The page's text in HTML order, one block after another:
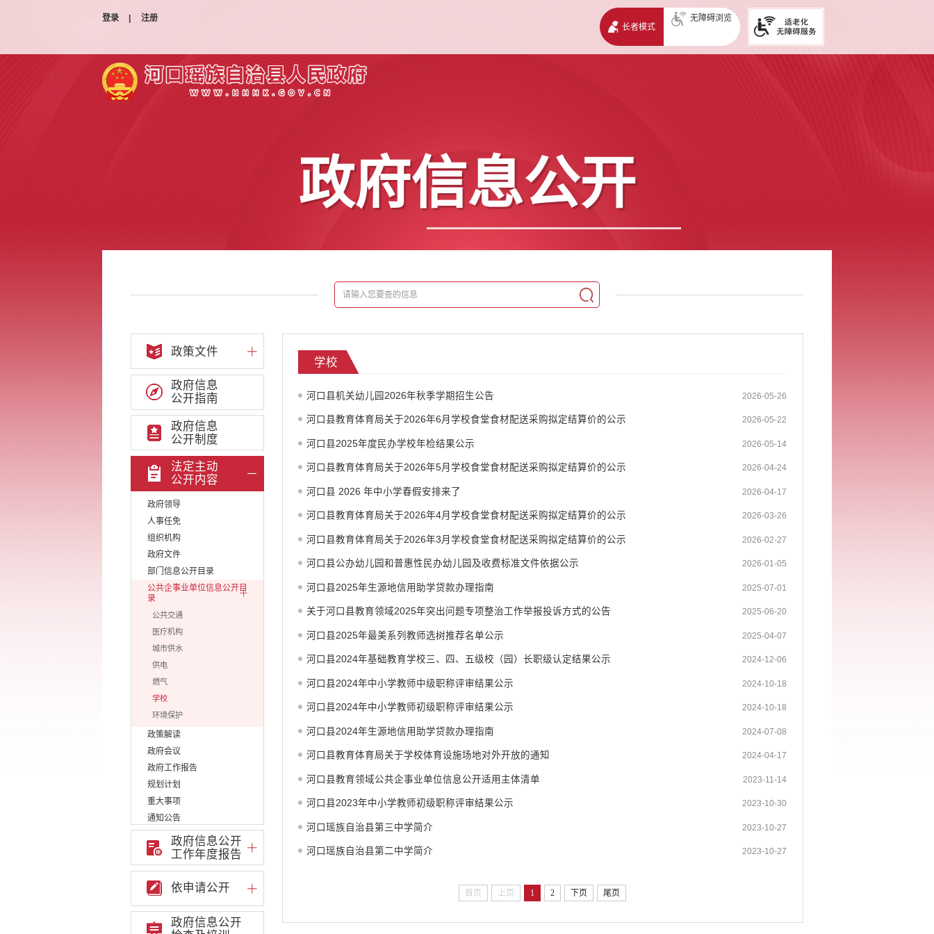
登录
注册
长者模式
无障碍浏览
政府信息公开
政策文件
政府信息
公开指南
政府信息
公开制度
法定主动
公开内容
政府领导
人事任免
组织机构
政府文件
部门信息公开目录
公共企事业单位信息公开目
录
公共交通
医疗机构
城市供水
供电
燃气
学校
环境保护
政策解读
政府会议
政府工作报告
规划计划
重大事项
通知公告
重点领域信息公开
行政许可
行政处罚和行政强制
行政事业性收费
公务员招录
政府信息公开
工作年度报告
依申请公开
政府信息公开
学校
河口县机关幼儿园2026年秋季学期招生公告 2026-05-26
河口县教育体育局关于2026年6月学校食堂食材配送采购拟定结算价的公示 2026-05-22
河口县2025年度民办学校年检结果公示 2026-05-14
河口县教育体育局关于2026年5月学校食堂食材配送采购拟定结算价的公示 2026-04-24
河口县 2026 年中小学春假安排来了 2026-04-17
河口县教育体育局关于2026年4月学校食堂食材配送采购拟定结算价的公示 2026-03-26
河口县教育体育局关于2026年3月学校食堂食材配送采购拟定结算价的公示 2026-02-27
河口县公办幼儿园和普惠性民办幼儿园及收费标准文件依据公示 2026-01-05
河口县2025年生源地信用助学贷款办理指南 2025-07-01
关于河口县教育领域2025年突出问题专项整治工作举报投诉方式的公告 2025-06-20
河口县2025年最美系列教师选树推荐名单公示 2025-04-07
河口县2024年基础教育学校三、四、五级校（园）长职级认定结果公示 2024-12-06
河口县2024年中小学教师中级职称评审结果公示 2024-10-18
河口县2024年中小学教师初级职称评审结果公示 2024-10-18
河口县2024年生源地信用助学贷款办理指南 2024-07-08
河口县教育体育局关于学校体育设施场地对外开放的通知 2024-04-17
河口县教育领域公共企事业单位信息公开适用主体清单 2023-11-14
河口县2023年中小学教师初级职称评审结果公示 2023-10-30
河口瑶族自治县第三中学简介 2023-10-27
河口瑶族自治县第二中学简介 2023-10-27
首页 上页 1 2 下页 尾页